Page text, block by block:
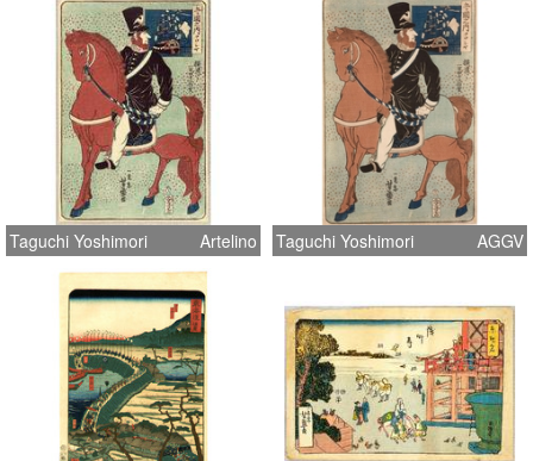
Taguchi Yoshimori Artelino Taguchi Yoshimori AGGV